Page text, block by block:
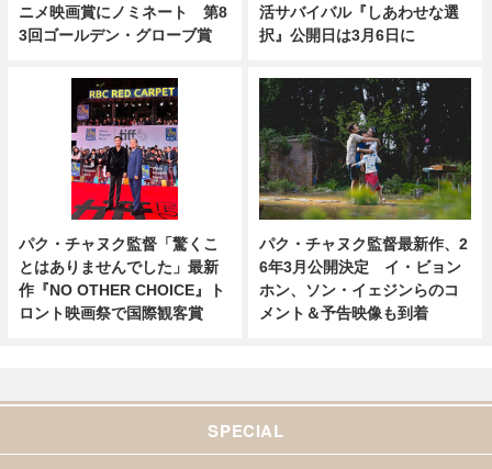
ニメ映画賞にノミネート 第8
3回ゴールデン・グローブ賞
活サバイバル『しあわせな選
択』公開日は3月6日に
パク・チャヌク監督「驚くこ
とはありませんでした」最新
作『NO OTHER CHOICE』ト
ロント映画祭で国際観客賞
パク・チャヌク監督最新作、2
6年3月公開決定 イ・ビョン
ホン、ソン・イェジンらのコ
メント＆予告映像も到着
SPECIAL